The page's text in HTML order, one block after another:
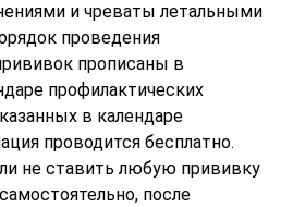
и чреваты летальными
проведения
прописаны в
профилактических
в календаре
проводится бесплатно.
не ставить любую прививку
после